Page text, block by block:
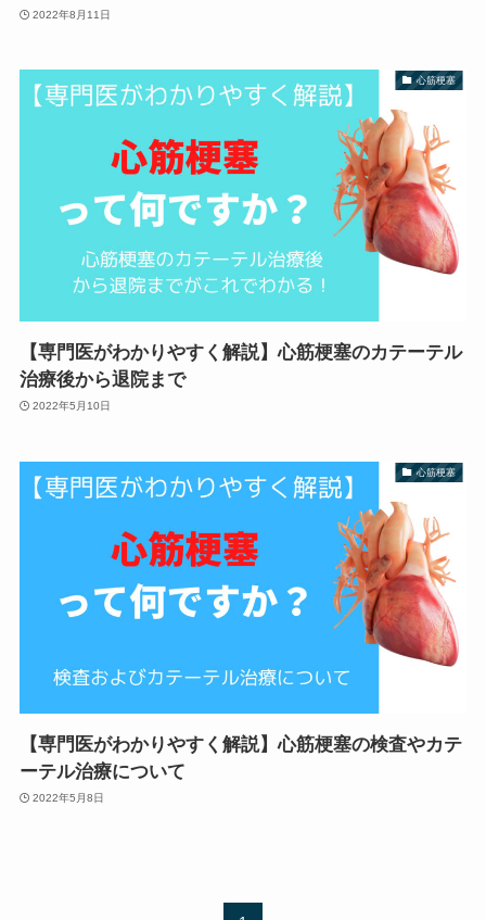
2022年8月11日
心筋梗塞
【専門医がわかりやすく解説】心筋梗塞のカテーテル
治療後から退院まで
2022年5月10日
心筋梗塞
【専門医がわかりやすく解説】心筋梗塞の検査やカテ
ーテル治療について
2022年5月8日